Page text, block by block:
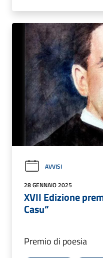
AVVISI
28 GENNAIO 2025
XVII Edizione
Casu”
Premio di poesia